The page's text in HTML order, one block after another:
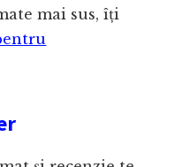
mai sus, îți